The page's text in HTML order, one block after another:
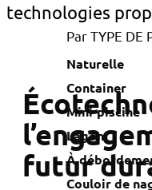
Par TYPE DE
Naturelle
Container
Mini-piscine
Lagon
À
Couloir de
technologies
futur